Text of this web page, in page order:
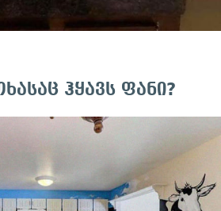
ჰყავს ფანი?